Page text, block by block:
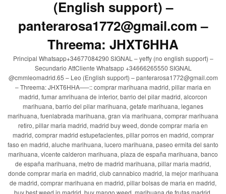
(English support) –
panterarosa1772@gmail.com –
Threema: JHXT6HHA
Principal Whatsapp+34677084290 SIGNAL – yeffy (no english support) –
Secundario AttCliente Whatsapp +34666265550 SIGNAL
@cmmleomadrid.65 – Leo (English support) – panterarosa1772@gmail.com
– Threema: JHXT6HHA—–:: comprar marihuana madrid, pillar maria en
madrid, fumar amrihuana de interior, barrio del pilar madrid, alcorcon
marihuana, barrio del pilar marihuana, getafe marihuana, leganes
marihuana, fuenlabrada marihuana, gran via marihuana, comprar marihuana
retiro, pillar maria madrid, madrid buy weed, donde comprar maria en
madrid, comprar madrid estupefacientes, pillar porros en madrid, comprar
faso en madrid, aluche marihuana, lucero marihuana, paseo ermita del santo
marihuana, vicente calderon marihuana, plaza de españa marihuana, banco
de españa marihuana, metro de madrid marihuana, pillar maria madrid,
donde comprar maria en madrid, club cannabico madrid, la mejor marihuana
de madrid, comprar marihuana en madrid, pillar bolsas de maria en madrid,